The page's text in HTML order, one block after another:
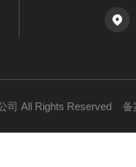
司 All Rights Reserved 备